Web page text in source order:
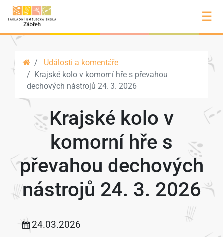
☰
Události a komentáře
Krajské kolo v komorní hře s převahou
dechových nástrojů 24. 3. 2026
Krajské kolo v
komorní hře s
převahou dechových
nástrojů 24. 3. 2026
24.03.2026